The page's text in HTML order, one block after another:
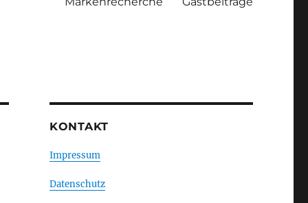
KONTAKT
Impressum
Datenschutz